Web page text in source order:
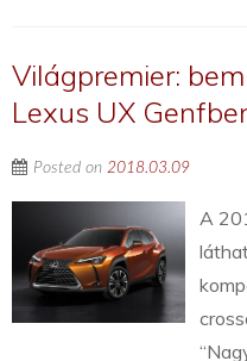
Világpremier:
Lexus UX
Posted on 2018.03.09
A